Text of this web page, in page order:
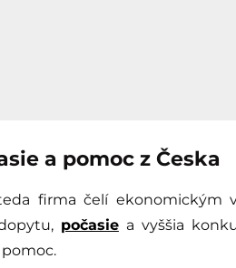
a pomoc z Česka
firma čelí ekonomickým
počasiea vyššia